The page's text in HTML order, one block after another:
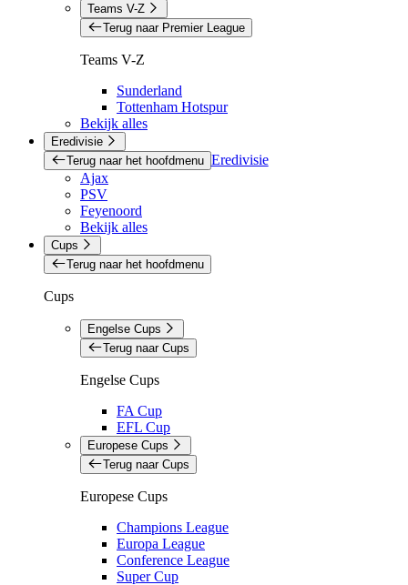
Teams V-Z
Terug naar Premier League
Teams V-Z
Sunderland
Tottenham Hotspur
Bekijk alles
Eredivisie
Terug naar het hoofdmenu Eredivisie
Ajax
PSV
Feyenoord
Bekijk alles
Cups
Terug naar het hoofdmenu
Cups
Engelse Cups
Terug naar Cups
Engelse Cups
FA Cup
EFL Cup
Europese Cups
Terug naar Cups
Europese Cups
Champions League
Europa League
Conference League
Super Cup